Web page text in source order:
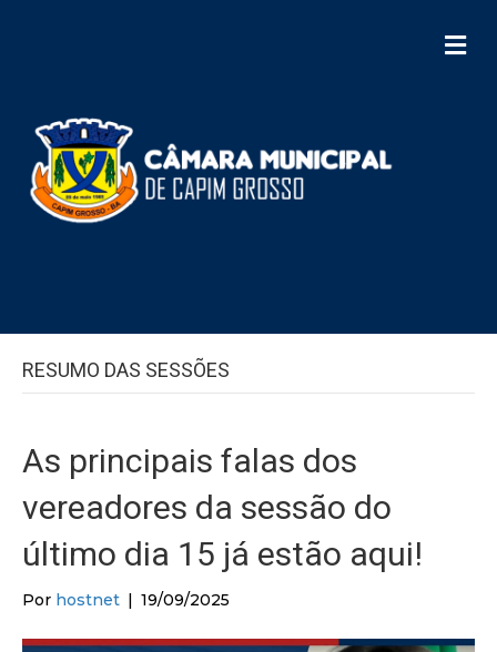
M
e
RESUMO DAS SESSÕES
As principais falas dos
vereadores da sessão do
último dia 15 já estão aqui!
Por hostnet | 19/09/2025